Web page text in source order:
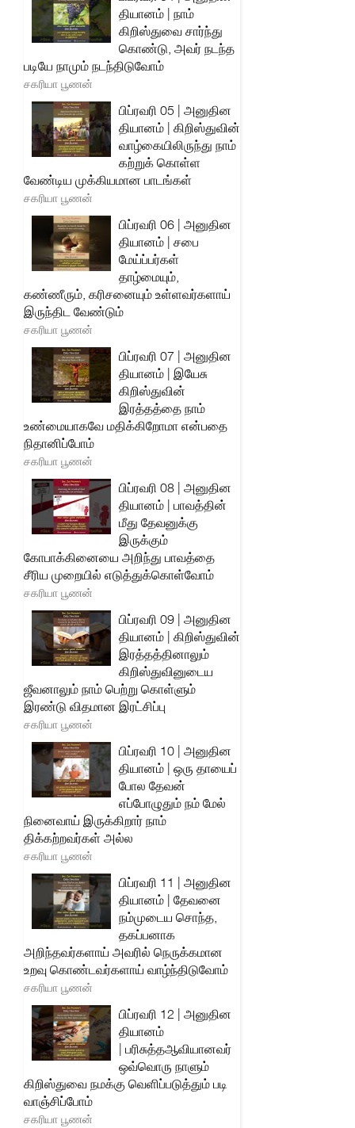
தியானம் | நாம்
கிறிஸ்துவை சார்ந்து
கொண்டு, அவர் நடந்த
படியே நாமும் நடந்திடுவோம்
சகரியா பூணன்
பிப்ரவரி 05 | அனுதின
தியானம் | கிறிஸ்துவின்
வாழ்கையிலிருந்து நாம்
கற்றுக் கொள்ள
வேண்டிய முக்கியமான பாடங்கள்
சகரியா பூணன்
பிப்ரவரி 06 | அனுதின
தியானம் | சபை
மேய்ப்பர்கள்
தாழ்மையும்,
கண்ணீரும், கரிசனையும் உள்ளவர்களாய்
இருந்திட வேண்டும்
சகரியா பூணன்
பிப்ரவரி 07 | அனுதின
தியானம் | இயேசு
கிறிஸ்துவின்
இரத்தத்தை நாம்
உண்மையாகவே மதிக்கிறோமா என்பதை
நிதானிப்போம்
சகரியா பூணன்
பிப்ரவரி 08 | அனுதின
தியானம் | பாவத்தின்
மீது தேவனுக்கு
இருக்கும்
கோபாக்கினையை அறிந்து பாவத்தை
சீரிய முறையில் எடுத்துக்கொள்வோம்
சகரியா பூணன்
பிப்ரவரி 09 | அனுதின
தியானம் | கிறிஸ்துவின்
இரத்தத்தினாலும்
கிறிஸ்துவினுடைய
ஜீவனாலும் நாம் பெற்று கொள்ளும்
இரண்டு விதமான இரட்சிப்பு
சகரியா பூணன்
பிப்ரவரி 10 | அனுதின
தியானம் | ஒரு தாயைப்
போல தேவன்
எப்போழுதும் நம் மேல்
நினைவாய் இருக்கிறார் நாம்
திக்கற்றவர்கள் அல்ல
சகரியா பூணன்
பிப்ரவரி 11 | அனுதின
தியானம் | தேவனை
நம்முடைய சொந்த,
தகப்பனாக
அறிந்தவர்களாய் அவரில் நெருக்கமான
உறவு கொண்டவர்களாய் வாழ்ந்திடுவோம்
சகரியா பூணன்
பிப்ரவரி 12 | அனுதின
தியானம்
| பரிசுத்தஆவியானவர்
ஒவ்வொரு நாளும்
கிறிஸ்துவை நமக்கு வெளிப்படுத்தும் படி
வாஞ்சிப்போம்
சகரியா பூணன்